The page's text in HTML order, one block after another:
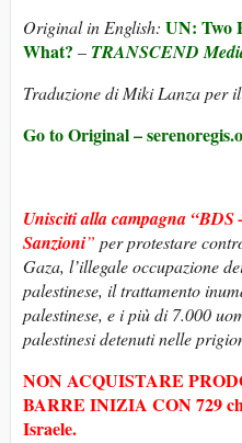
Original in English: UN: Two
What? – TRANSCEND
Traduzione di Miki Lanza per
Go to Original –
Unisciti alla campagna “BDS
Sanzioni” per protestare
Gaza, l’illegale occupazione
palestinese, il trattamento
palestinese, e i più di 7.000
palestinesi detenuti nelle
NON ACQUISTARE
BARRE INIZIA CON 729
Israele.